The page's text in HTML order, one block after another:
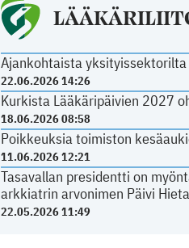
Ajankohtaista yksityissektorilta
22.06.2026 14:26
Kurkista Lääkäripäivien 2027
18.06.2026 08:58
Poikkeuksia toimiston
11.06.2026 12:21
Tasavallan presidentti on
arkkiatrin arvonimen Päivi
22.05.2026 11:49